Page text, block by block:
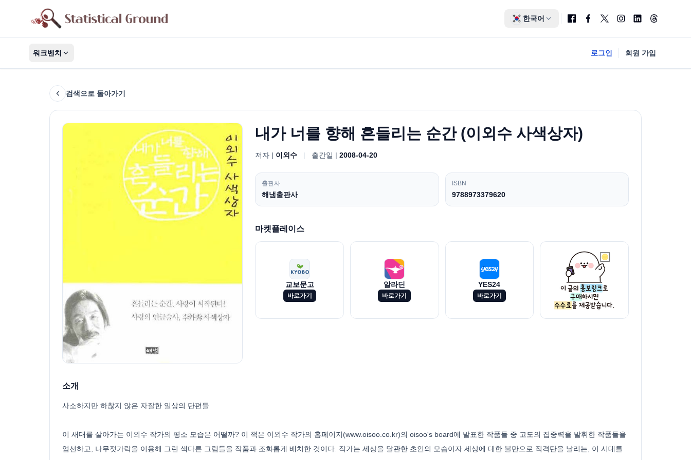
한국어
워크벤치 로그인 회원 가입
검색으로 돌아가기
내가 너를 향해 흔들리는 순간 (이외수 사색상자)
저자 | 이외수 | 출간일 |2008-04-20
출판사
해냄출판사
ISBN
9788973379620
마켓플레이스
교보문고
바로가기
알라딘
바로가기
YES24
바로가기
소개
사소하지만 하찮지 않은 자잘한 일상의 단편들
이 새대를 살아가는 이외수 작가의 평소 모습은 어떨까? 이 책은 이외수 작가의 홈페이지(www.oisoo.co.kr)의 oisoo's board에 발표한 작품들 중 고도의 집중력을 발휘한 작품들을
엄선하고, 나무젓가락을 이용해 그린 색다른 그림들을 작품과 조화롭게 배치한 것이다. 작가는 세상을 달관한 초인의 모습이자 세상에 대한 불만으로 직격탄을 날리는, 이 시대를